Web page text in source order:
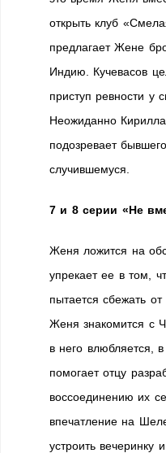
открыть клуб
предлагает Жене
Индию. Кучевасов
приступ ревности у
Неожиданно
подозревает
случившемуся.
7 и 8 серии «Не
Женя ложится на
упрекает ее в том,
пытается сбежать
Женя знакомится с
в него влюбляется,
помогает отцу
воссоединению их
впечатление на
устроить вечеринку